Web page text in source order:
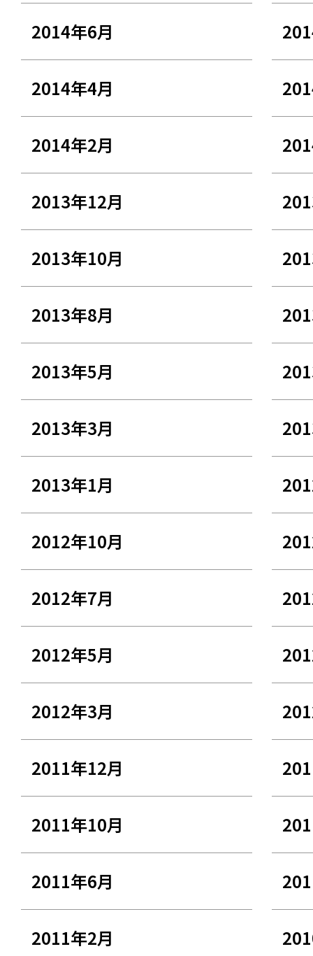
2014年6月
2014年4月
2014年2月
2013年12月
2013年10月
2013年8月
2013年5月
2013年3月
2013年1月
2012年10月
2012年7月
2012年5月
2012年3月
2011年12月
2011年10月
2011年6月
2011年2月